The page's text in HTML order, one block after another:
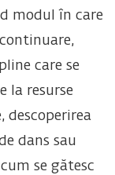
modul în care
care se
la resurse
descoperirea
dans sau
se gătesc